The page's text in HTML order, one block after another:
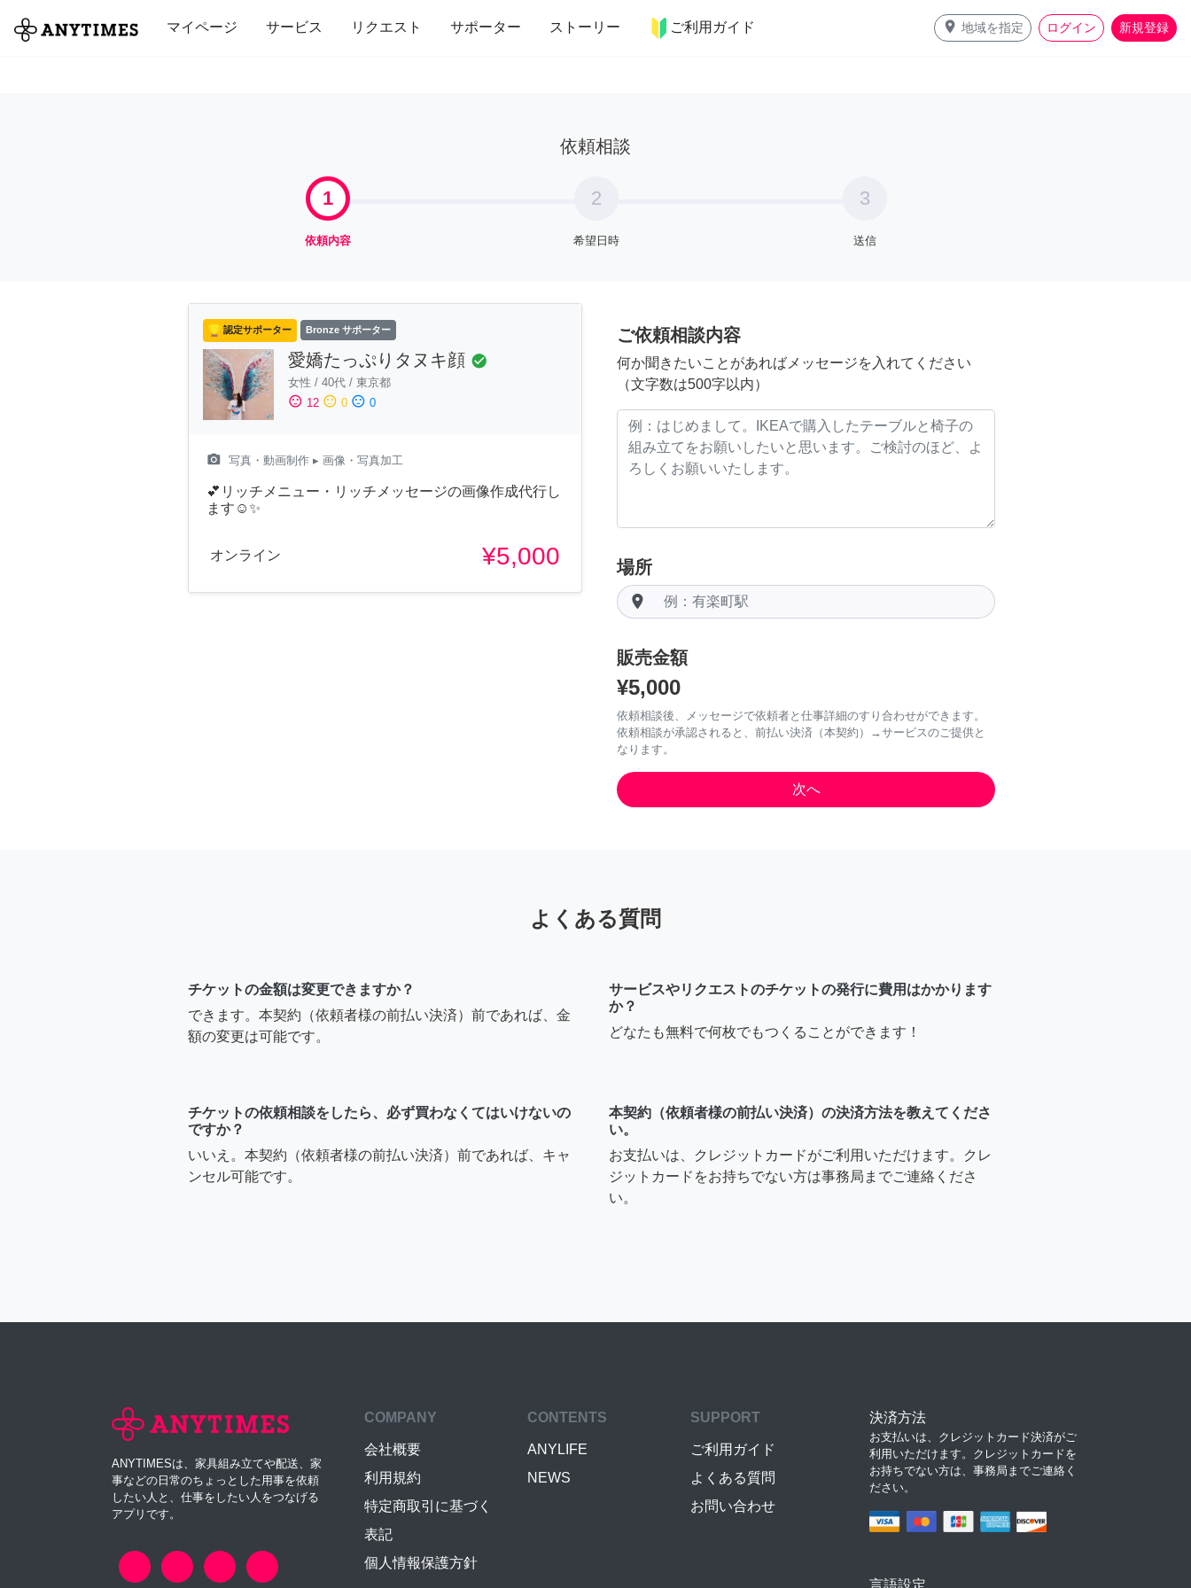
マイページ サービス リクエスト サポーター ストーリー ご利用ガイド place 地域を指定 ログイン 新規登録
全て 修理・組立 家事 引っ越し インテリア 趣味・習い事 ペット 料理
依頼相談
1
依頼内容
2
希望日時
3
送信
認定サポーター Bronze サポーター
愛嬌たっぷりタヌキ顔 check_circle
女性 / 40代 / 東京都
sentiment_satisfied 12 sentiment_neutral 0 sentiment_dissatisfied 0
camera_alt 写真・動画制作 ▸ 画像・写真加工
💕リッチメニュー・リッチメッセージの画像作成代行し
ます☺️✨
オンライン ¥5,000
ご依頼相談内容
何か聞きたいことがあればメッセージを入れてください
（文字数は500字以内）
場所
room
販売金額
¥5,000
依頼相談後、メッセージで依頼者と仕事詳細のすり合わせができます。
依頼相談が承認されると、前払い決済（本契約）→サービスのご提供と
なります。
よくある質問
チケットの金額は変更できますか？
できます。本契約（依頼者様の前払い決済）前であれば、金
額の変更は可能です。
サービスやリクエストのチケットの発行に費用はかかります
か？
どなたも無料で何枚でもつくることができます！
チケットの依頼相談をしたら、必ず買わなくてはいけないの
ですか？
いいえ。本契約（依頼者様の前払い決済）前であれば、キャ
ンセル可能です。
本契約（依頼者様の前払い決済）の決済方法を教えてくださ
い。
お支払いは、クレジットカードがご利用いただけます。クレ
ジットカードをお持ちでない方は事務局までご連絡くださ
い。
ANYTIMESは、家具組み立てや配送、家
事などの日常のちょっとした用事を依頼
したい人と、仕事をしたい人をつなげる
アプリです。
COMPANY
会社概要
利用規約
特定商取引に基づく
表記
個人情報保護方針
CONTENTS
ANYLIFE
NEWS
SUPPORT
ご利用ガイド
よくある質問
お問い合わせ
決済方法
お支払いは、クレジットカード決済がご
利用いただけます。クレジットカードを
お持ちでない方は、事務局までご連絡く
ださい。
言語設定